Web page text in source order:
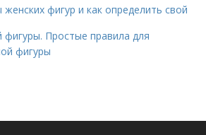
фигур и как определить свой
фигуры. Простые правила для
фигуры